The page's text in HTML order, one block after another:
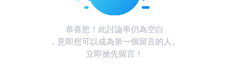
恭喜您！此討論串仍為空白
，意即您可以成為第一個留言的人。
立即搶先留言！